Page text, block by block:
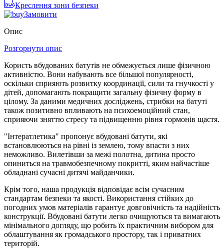
Креслення зони безпеки
Замовити
Опис
Розгорнути опис
Користь вбудованих батутів не обмежується лише фізичною
активністю. Вони набувають все більшої популярності,
оскільки сприяють розвитку координації, сили та гнучкості у
дітей, допомагають покращити загальну фізичну форму в
цілому. За даними медичних досліджень, стрибки на батуті
також позитивно впливають на психоемоційний стан,
сприяючи зняттю стресу та підвищенню рівня гормонів щастя.
"Інтератлетика" пропонує вбудовані батути, які
встановлюються на рівні із землею, тому впасти з них
неможливо. Вилетівши за межі полотна, дитина просто
опиниться на травмобезпечному покритті, яким найчастіше
обладнані сучасні дитячі майданчики.
Крім того, наша продукція відповідає всім сучасним
стандартам безпеки та якості. Використання стійких до
погодних умов матеріалів гарантує довговічність та надійність
конструкції. Вбудовані батути легко очищуються та вимагають
мінімального догляду, що робить їх практичним вибором для
облаштування як громадського простору, так і приватних
територій.